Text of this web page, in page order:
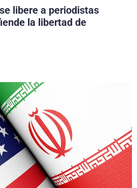
libere a periodistas
la libertad de